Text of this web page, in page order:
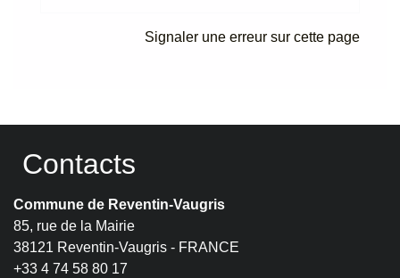
Signaler une erreur sur cette page
Contacts
Commune de Reventin-Vaugris
85, rue de la Mairie
38121 Reventin-Vaugris - FRANCE
+33 4 74 58 80 17